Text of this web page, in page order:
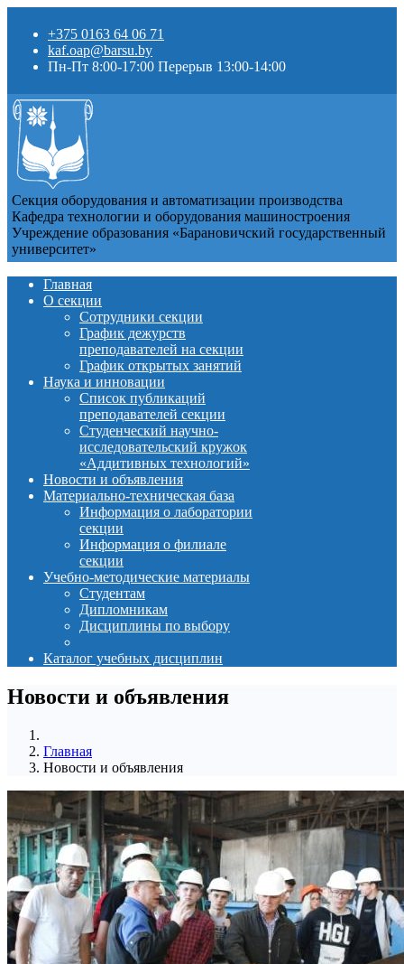
+375 0163 64 06 71
kaf.oap@barsu.by
Пн-Пт 8:00-17:00 Перерыв 13:00-14:00
Секция оборудования и автоматизации производства
Кафедра технологии и оборудования машиностроения
Учреждение образования «Барановичский государственный
университет»
Главная
О секции
Сотрудники секции
График дежурств
преподавателей на секции
График открытых занятий
Наука и инновации
Список публикаций
преподавателей секции
Студенческий научно-
исследовательский кружок
«Аддитивных технологий»
Новости и объявления
Материально-техническая база
Информация о лаборатории
секции
Информация о филиале
секции
Учебно-методические материалы
Студентам
Дипломникам
Дисциплины по выбору
Каталог учебных дисциплин
Новости и объявления
Главная
Новости и объявления